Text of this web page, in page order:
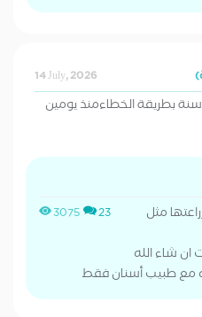
14 July, 2026
تم خلع الناب العلوي لطفل 15 سنة بطريقة الخطاءمنذ يومين
3075 23
مثل
شاء الله
مع طبيب أسنان فقط